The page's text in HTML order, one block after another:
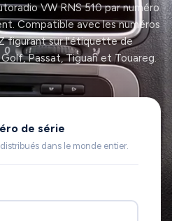
VW RNS 510 par numéro
Compatible avec les numéros
figurant sur l'étiquette de
Passat, Tiguan et Touareg.
de série
dans le monde entier.